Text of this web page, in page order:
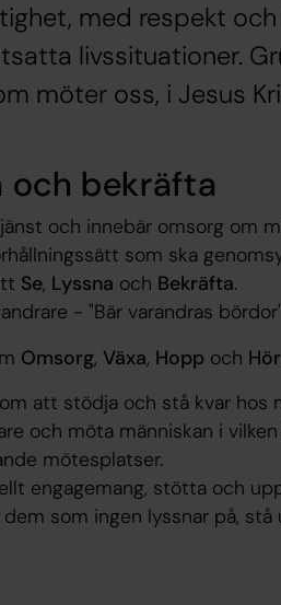
med respekt
livssituationer.
möter oss, i Jesus
och bekräfta
och innebär omsorg om
som ska
Se, Lyssna och Bekräfta.
- "Bär varandras
Omsorg, Växa, Hoppoch
att stödja och stå kvar hos
och möta människan i
mötesplatser.
engagemang, stötta och
som ingen lyssnar på,